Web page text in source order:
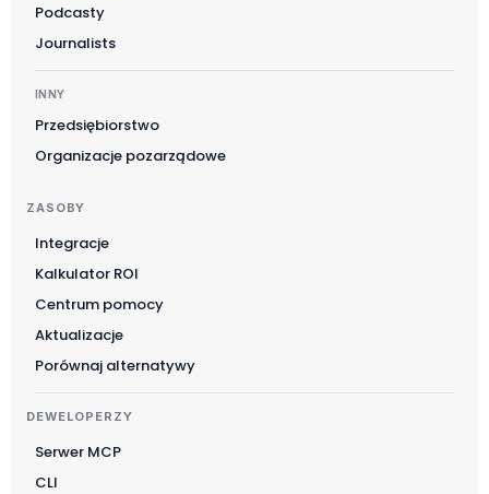
Podcasty
Journalists
INNY
Przedsiębiorstwo
Organizacje pozarządowe
ZASOBY
Integracje
Kalkulator ROI
Centrum pomocy
Aktualizacje
Porównaj alternatywy
DEWELOPERZY
Serwer MCP
CLI
Magyar